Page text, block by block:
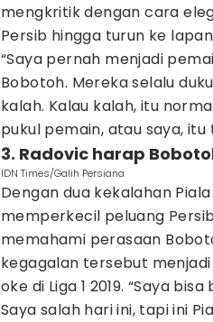
mengkritik dengan cara
Persib hingga turun ke
“Saya pernah menjadi
Bobotoh. Mereka selalu
kalah. Kalau kalah, itu
pukul pemain, atau saya, itu
3. Radovic harap
IDN Times/Galih Persiana
Dengan dua kekalahan
memperkecil peluang
memahami perasaan
kegagalan tersebut
oke di Liga 1 2019. “Saya
Saya salah hari ini, tapi ini